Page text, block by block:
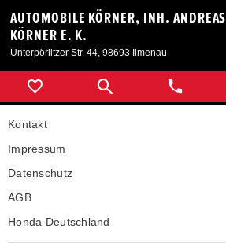
AUTOMOBILE KÖRNER, INH. ANDREAS
KÖRNER E. K.
Unterpörlitzer Str. 44, 98693 Ilmenau
Neuwagen
Gebrauchtwagen
Angebote
Kontakt
Impressum
Datenschutz
AGB
Honda Deutschland